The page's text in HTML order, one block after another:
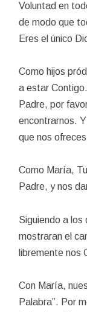
Voluntad en
de modo que
Eres el único
Como hijos
a estar
Padre, por
encontrarnos.
que nos
Como María,
Padre, y nos
Siguiendo a los
mostraran el
libremente nos
Con María,
Palabra”. Por